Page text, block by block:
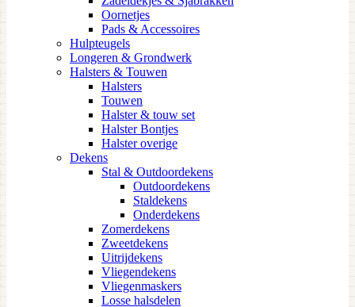
Oornetjes
Pads & Accessoires
Hulpteugels
Longeren & Grondwerk
Halsters & Touwen
Halsters
Touwen
Halster & touw set
Halster Bontjes
Halster overige
Dekens
Stal & Outdoordekens
Outdoordekens
Staldekens
Onderdekens
Zomerdekens
Zweetdekens
Uitrijdekens
Vliegendekens
Vliegenmaskers
Losse halsdelen